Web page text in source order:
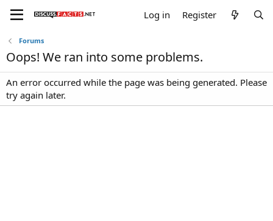
Log in Register
Forums
Oops! We ran into some problems.
An error occurred while the page was being generated. Please
try again later.